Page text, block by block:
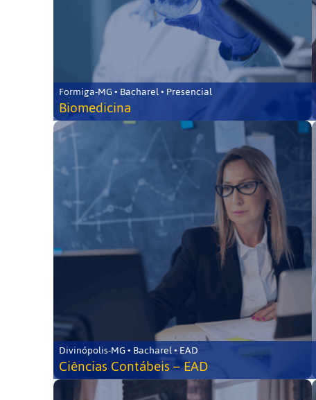
Formiga-MG • Bacharel • Presencial
Biomedicina
Divinópolis-MG • Bacharel • EAD
Ciências Contábeis – EAD